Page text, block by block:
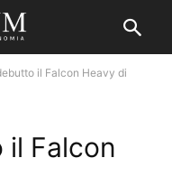
il Falcon Heavy di
il Falcon